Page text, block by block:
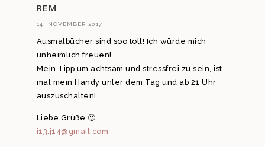
REM
14. NOVEMBER 2017
Ausmalbücher sind soo toll! Ich würde mich
unheimlich freuen!
Mein Tipp um achtsam und stressfrei zu sein, ist
mal mein Handy unter dem Tag und ab 21 Uhr
auszuschalten!
Liebe Grüße 🙂
i13.j14@gmail.com